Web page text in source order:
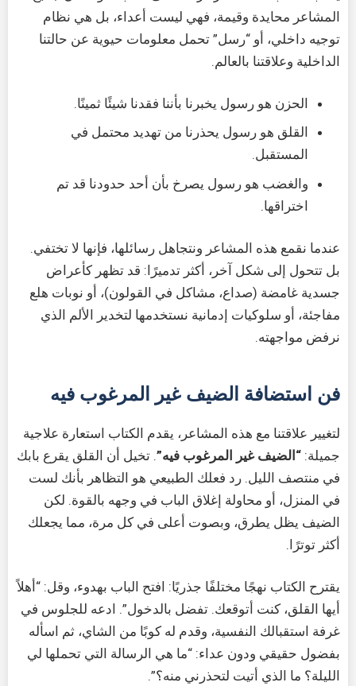
المشاعر محايدة وقيمة، فهي ليست أعداء، بل هي نظام
توجيه داخلي، أو “رسل” تحمل معلومات حيوية عن حالتنا
الداخلية وعلاقتنا بالعالم.
الحزن هو رسول يخبرنا بأننا فقدنا شيئًا ثمينًا.
القلق هو رسول يحذرنا من تهديد محتمل في
المستقبل.
والغضب هو رسول يصرخ بأن أحد حدودنا قد تم
اختراقها.
عندما نقمع هذه المشاعر ونتجاهل رسائلها، فإنها لا تختفي.
بل تتحول إلى شكل آخر، أكثر تدميرًا: قد تظهر كأعراض
جسدية غامضة (صداع، مشاكل في القولون)، أو نوبات هلع
مفاجئة، أو سلوكيات إدمانية نستخدمها لتخدير الألم الذي
نرفض مواجهته.
فن استضافة الضيف غير المرغوب فيه
لتغيير علاقتنا مع هذه المشاعر، يقدم الكتاب استعارة علاجية
جميلة: “الضيف غير المرغوب فيه”. تخيل أن القلق يقرع بابك
في منتصف الليل. رد فعلك الطبيعي هو التظاهر بأنك لست
في المنزل، أو محاولة إغلاق الباب في وجهه بالقوة. لكن
الضيف يظل يطرق، وبصوت أعلى في كل مرة، مما يجعلك
أكثر توترًا.
يقترح الكتاب نهجًا مختلفًا جذريًا: افتح الباب بهدوء، وقل: “أهلاً
أيها القلق، كنت أتوقعك. تفضل بالدخول”. ادعه للجلوس في
غرفة استقبالك النفسية، وقدم له كوبًا من الشاي، ثم اسأله
بفضول حقيقي ودون عداء: “ما هي الرسالة التي تحملها لي
الليلة؟ ما الذي أتيت لتحذرني منه؟”.